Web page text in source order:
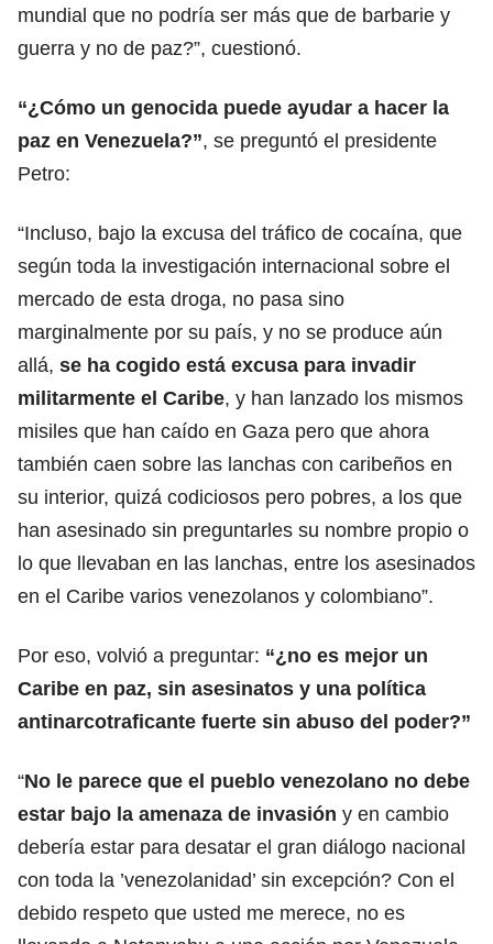
mundial que no podría ser más que de barbarie y
guerra y no de paz?”, cuestionó.
“¿Cómo un genocida puede ayudar a hacer la
paz en Venezuela?”, se preguntó el presidente
Petro:
“Incluso, bajo la excusa del tráfico de cocaína, que
según toda la investigación internacional sobre el
mercado de esta droga, no pasa sino
marginalmente por su país, y no se produce aún
allá, se ha cogido está excusa para invadir
militarmente el Caribe, y han lanzado los mismos
misiles que han caído en Gaza pero que ahora
también caen sobre las lanchas con caribeños en
su interior, quizá codiciosos pero pobres, a los que
han asesinado sin preguntarles su nombre propio o
lo que llevaban en las lanchas, entre los asesinados
en el Caribe varios venezolanos y colombiano”.
Por eso, volvió a preguntar: “¿ no es mejor un
Caribe en paz, sin asesinatos y una política
antinarcotraficante fuerte sin abuso del poder?”
“No le parece que el pueblo venezolano no debe
estar bajo la amenaza de invasión y en cambio
debería estar para desatar el gran diálogo nacional
con toda la ’venezolanidad’ sin excepción? Con el
debido respeto que usted me merece, no es